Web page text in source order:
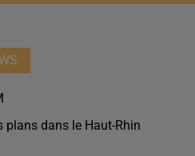
plans dans le Haut-Rhin